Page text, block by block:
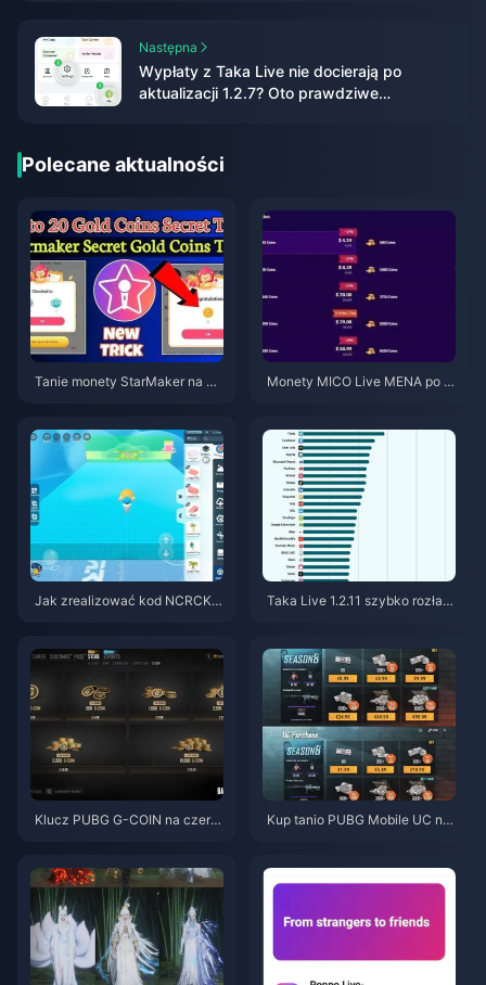
Następna
Wypłaty z Taka Live nie docierają po
aktualizacji 1.2.7? Oto prawdziwe
Polecane aktualności
Tanie monety StarMaker na pr
Monety MICO Live MENA po w
Jak zrealizować kod NCRCKY
Taka Live 1.2.11 szybko rozład
ązania
Klucz PUBG G-COIN na czerw
ę opłaca?
Kup tanio PUBG Mobile UC na
ze pakiety i bezpieczne doład
owanie